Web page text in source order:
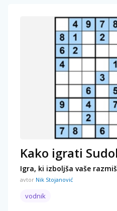
Kako igrati
Igra, ki izboljša vaše
avtor Nik Stojanović
vodnik